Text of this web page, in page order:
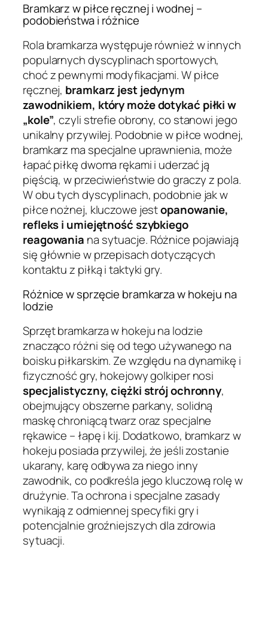
Bramkarz w piłce ręcznej i wodnej –
podobieństwa i różnice
Rola bramkarza występuje również w innych
popularnych dyscyplinach sportowych,
choć z pewnymi modyfikacjami. W piłce
ręcznej, bramkarz jest jedynym
zawodnikiem, który może dotykać piłki w
„kole”, czyli strefie obrony, co stanowi jego
unikalny przywilej. Podobnie w piłce wodnej,
bramkarz ma specjalne uprawnienia, może
łapać piłkę dwoma rękami i uderzać ją
pięścią, w przeciwieństwie do graczy z pola.
W obu tych dyscyplinach, podobnie jak w
piłce nożnej, kluczowe jestopanowanie,
refleks i umiejętność szybkiego
reagowania na sytuacje. Różnice pojawiają
się głównie w przepisach dotyczących
kontaktu z piłką i taktyki gry.
Różnice w sprzęcie bramkarza w hokeju na
lodzie
Sprzęt bramkarza w hokeju na lodzie
znacząco różni się od tego używanego na
boisku piłkarskim. Ze względu na dynamikę i
fizyczność gry, hokejowy golkiper nosi
specjalistyczny, ciężki strój ochronny,
obejmujący obszerne parkany, solidną
maskę chroniącą twarz oraz specjalne
rękawice – łapę i kij. Dodatkowo, bramkarz w
hokeju posiada przywilej, że jeśli zostanie
ukarany, karę odbywa za niego inny
zawodnik, co podkreśla jego kluczową rolę w
drużynie. Ta ochrona i specjalne zasady
wynikają z odmiennej specyfiki gry i
potencjalnie groźniejszych dla zdrowia
sytuacji.